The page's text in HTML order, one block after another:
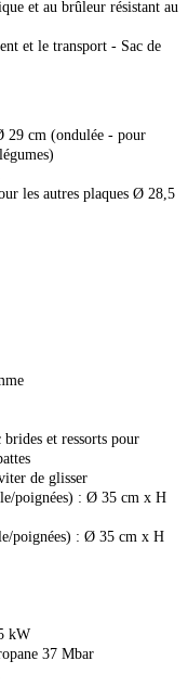
et au brûleur résistant au
et le transport - Sac de
29 cm (ondulée - pour
les autres plaques Ø 28,5
brides et ressorts pour
de glisser
poignées) : Ø 35 cm x H
poignées) : Ø 35 cm x H
kW
37 Mbar